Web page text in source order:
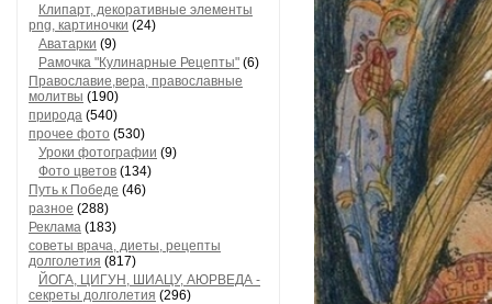
Клипарт, декоративные элементы
png, картиночки (24)
Аватарки (9)
Рамочка "Кулинарные Рецепты" (6)
Православие,вера, православные
молитвы (190)
природа (540)
прочее фото (530)
Уроки фотографии (9)
Фото цветов (134)
Путь к Победе (46)
разное (288)
Реклама (183)
советы врача, диеты, рецепты
долголетия (817)
ЙОГА, ЦИГУН, ШИАЦУ, АЮРВЕДА -
секреты долголетия (296)